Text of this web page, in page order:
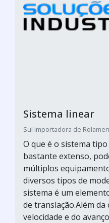
Sistema linear
Sul Importadora de
O que é o sistema
bastante extenso,
múltiplos
diversos tipos de
sistema é um
de translação.Além da
velocidade e do